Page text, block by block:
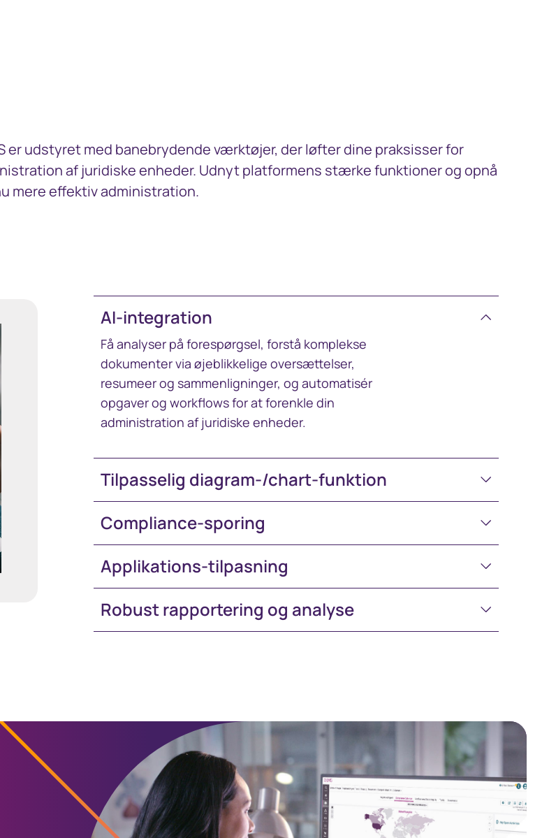
er udstyret med banebrydende værktøjer, der løfter dine praksisser for
af juridiske enheder. Udnyt platformens stærke funktioner og opnå
mere effektiv administration.
AI-integration
Få analyser på forespørgsel, forstå komplekse
dokumenter via øjeblikkelige oversættelser,
resumeer og sammenligninger, og automatisér
opgaver og workflows for at forenkle din
administration af juridiske enheder.
Tilpasselig diagram-/chart-funktion
Compliance-sporing
Applikations-tilpasning
Robust rapportering og analyse